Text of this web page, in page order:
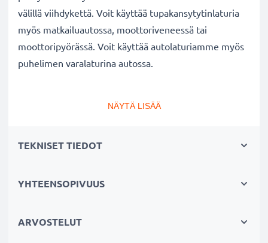
välillä viihdykettä. Voit käyttää tupakansytytinlaturia
myös matkailuautossa, moottoriveneessä tai
moottoripyörässä. Voit käyttää autolaturiamme myös
puhelimen varalaturina autossa.
auton tupakansytyttimeen
ja murtumaton liitin
NÄYTÄ LISÄÄ
TEKNISET TIEDOT
YHTEENSOPIVUUS
ARVOSTELUT